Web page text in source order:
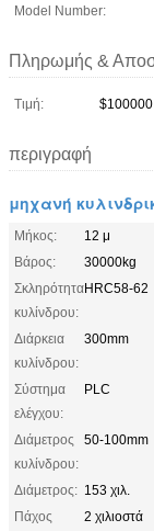
Model Number:
Πληρωμής &
Τιμή:
περιγραφή
μηχανή
Μήκος:
12 μ
Βάρος:
30000kg
Σκληρότητα
κυλίνδρου:
HRC58-62
Διάρκεια
κυλίνδρου:
300mm
Σύστημα
ελέγχου:
PLC
Διάμετρος
κυλίνδρου:
50-100mm
Διάμετρος: 153 χιλ.
Πάχος
2 χιλιοστά